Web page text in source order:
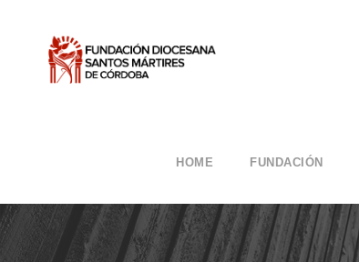
HOME FUNDACIÓN